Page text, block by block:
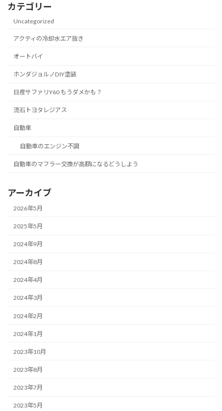
カテゴリー
Uncategorized
アクティの冷却水エア抜き
オートバイ
ホンダジョルノDIY塗装
日産サファリY60 もうダメかも？
流石トヨタレジアス
自動車
自動車のエンジン不調
自動車のマフラー交換が高額になるどうしよう
アーカイブ
2026年5月
2025年5月
2024年9月
2024年8月
2024年4月
2024年3月
2024年2月
2024年1月
2023年10月
2023年8月
2023年7月
2023年5月